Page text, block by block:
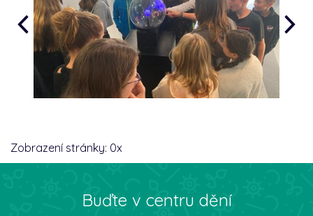
Zobrazení stránky: 0x
Buďte v centru dění